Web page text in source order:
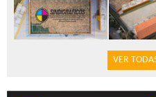
VER